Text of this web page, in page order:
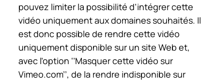
pouvez limiter la possibilité d’intégrer cette
vidéo uniquement aux domaines souhaités. Il
est donc possible de rendre cette vidéo
uniquement disponible sur un site Web et,
avec l’option ‘’Masquer cette vidéo sur
Vimeo.com’’, de la rendre indisponible sur